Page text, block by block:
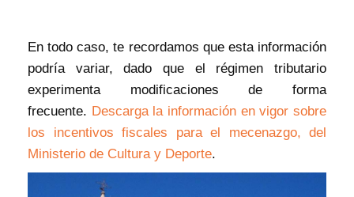
En todo caso, te recordamos que esta información
podría variar, dado que el régimen tributario
experimenta modificaciones de forma
frecuente. Descarga la información en vigor sobre
los incentivos fiscales para el mecenazgo, del
Ministerio de Cultura y Deporte.